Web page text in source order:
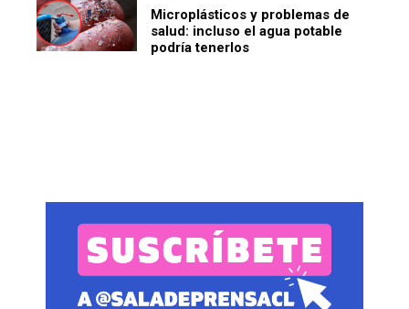
Microplásticos y problemas de
salud: incluso el agua potable
podría tenerlos